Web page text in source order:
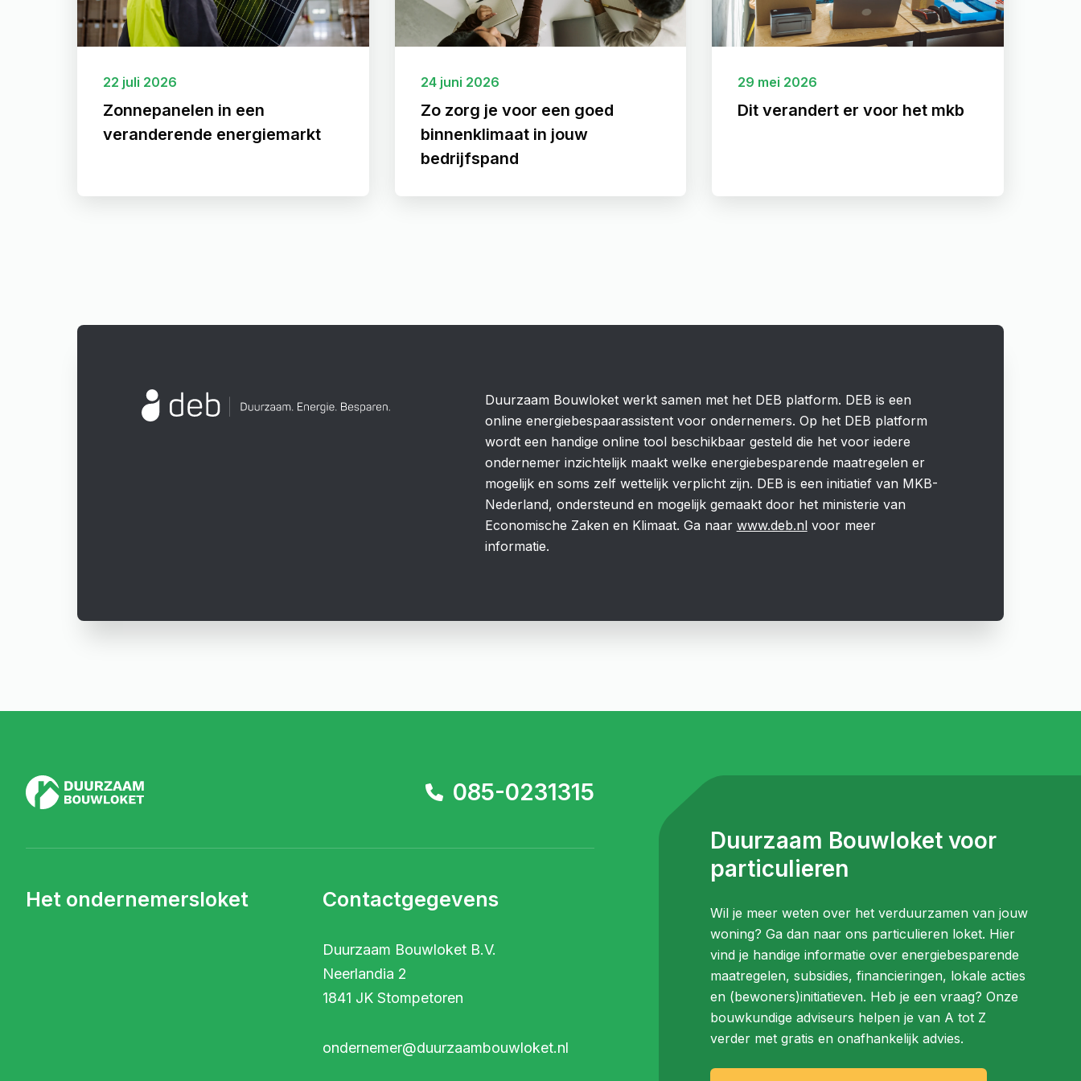
22 juli 2026
Zonnepanelen in een
veranderende energiemarkt
24 juni 2026
Zo zorg je voor een goed
binnenklimaat in jouw
bedrijfspand
29 mei 2026
Dit verandert er voor het mkb
Duurzaam Bouwloket werkt samen met het DEB platform. DEB is een
online energiebespaarassistent voor ondernemers. Op het DEB platform
wordt een handige online tool beschikbaar gesteld die het voor iedere
ondernemer inzichtelijk maakt welke energiebesparende maatregelen er
mogelijk en soms zelf wettelijk verplicht zijn. DEB is een initiatief van MKB-
Nederland, ondersteund en mogelijk gemaakt door het ministerie van
Economische Zaken en Klimaat. Ga naar www.deb.nlvoor meer
informatie.
085-0231315
Het ondernemersloket Contactgegevens
Duurzaam Bouwloket B.V.
Neerlandia 2
1841 JK Stompetoren
ondernemer@duurzaambouwloket.nl
Duurzaam Bouwloket voor
particulieren
Wil je meer weten over het verduurzamen van jouw
woning? Ga dan naar ons particulieren loket. Hier
vind je handige informatie over energiebesparende
maatregelen, subsidies, financieringen, lokale acties
en (bewoners)initiatieven. Heb je een vraag? Onze
bouwkundige adviseurs helpen je van A tot Z
verder met gratis en onafhankelijk advies.